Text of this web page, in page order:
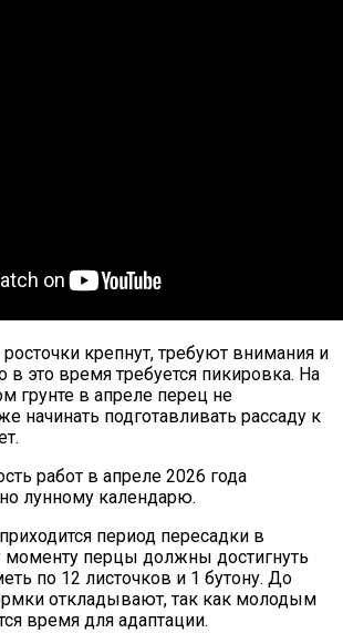
крепнут, требуют внимания и
в это время требуется пикировка. На
грунте в апреле перец не
начинать подготавливать рассаду к
работ в апреле 2026 года
лунному календарю.
период пересадки в
моменту перцы должны достигнуть
по 12 листочков и 1 бутону. До
откладывают, так как молодым
время для адаптации.